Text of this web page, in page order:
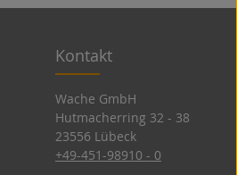
Kontakt
Wache GmbH
Hutmacherring 32 ­- 38
23556 Lübeck
+49-451-98910 - 0